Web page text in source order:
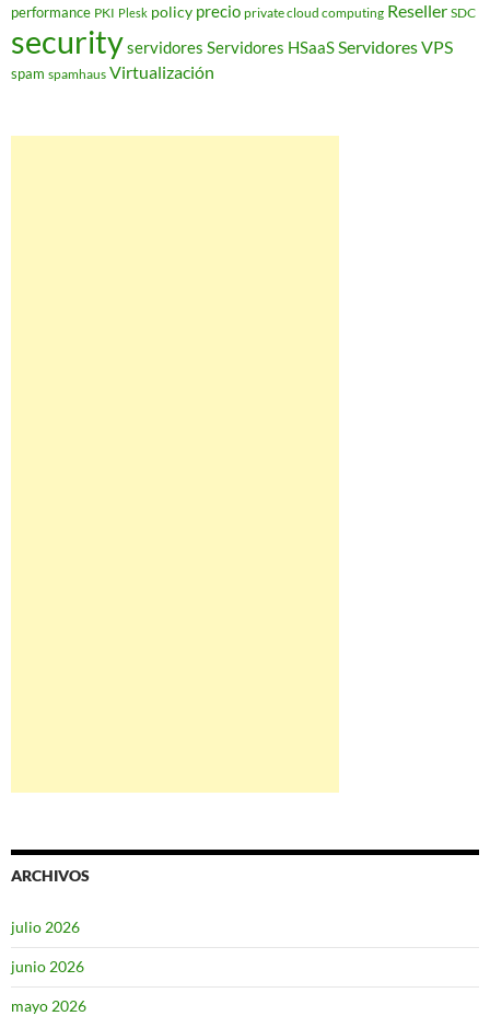
performance PKI Plesk policy precio private cloud computing Reseller SDC
securityservidores Servidores HSaaSServidores VPS
spam spamhaus Virtualización
ARCHIVOS
julio 2026
junio 2026
mayo 2026